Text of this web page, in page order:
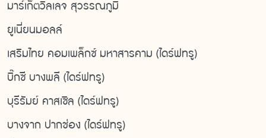
มาร์เก็ตวิลเลจ สุวรรณภูมิ
ยูเนี่ยนมอลล์
เสริมไทย คอมเพล็กซ์ มหาสารคาม (ไดร์ฟทรู)
บิ๊กซี บางพลี (ไดร์ฟทรู)
บุรีรัมย์ คาสเซิล (ไดร์ฟทรู)
บางจาก ปากช่อง (ไดร์ฟทรู)